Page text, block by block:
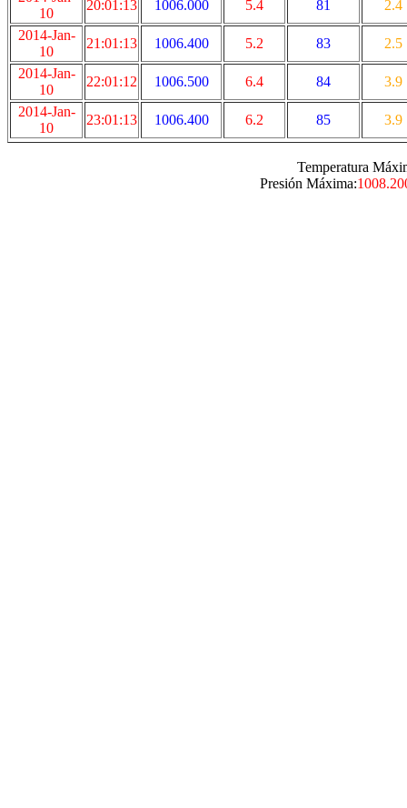
10
20:01:13 1006.000 5.4 81
2.4
2014-Jan-
10
21:01:13 1006.400 5.2 83
2.5
2014-Jan-
10
22:01:12 1006.500 6.4 84
3.9
2014-Jan-
10
23:01:13 1006.400 6.2 85 3.9
Temperatura
Presión Máxima: